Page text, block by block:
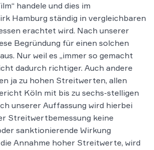
handele und dies im
Hamburg ständig in vergleichbaren
erachtet wird. Nach unserer
Begründung für einen solchen
Nur weil es „immer so gemacht
dadurch richtiger. Auch andere
ja zu hohen Streitwerten, allen
Köln mit bis zu sechs-stelligen
unserer Auffassung wird hierbei
Streitwertbemessung keine
sanktionierende Wirkung
Annahme hoher Streitwerte, wird